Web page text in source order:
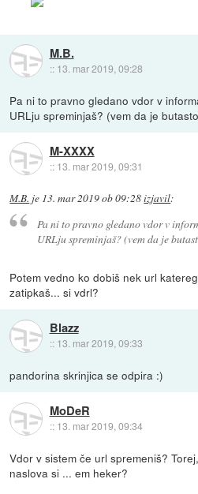
M.B.
:: 13. mar 2019, 09:28
Pa ni to pravno gledano vdor v
URLju spreminjaš? (vem da je
M-XXXX
:: 13. mar 2019, 09:31
M.B. je 13. mar 2019 ob 09:28izjavil:
Pa ni to pravno gledano vdor v
URLju spreminjaš? (vem da je
Potem vedno ko dobiš nek url
zatipkaš... si vdrl?
Blazz
:: 13. mar 2019, 09:33
pandorina skrinjica se odpira :)
MoDeR
:: 13. mar 2019, 09:34
Vdor v sistem če url spremeniš?
naslova si ... em heker?